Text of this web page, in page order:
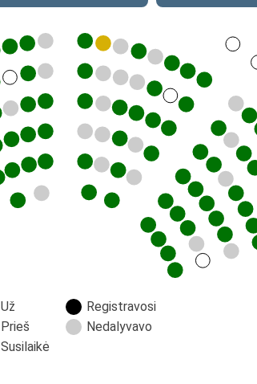
Už
Prieš
Susilaikė
Registravosi
Nedalyvavo